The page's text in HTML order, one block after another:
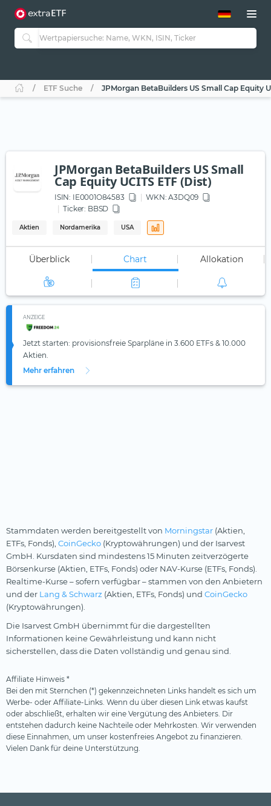
ETF-Guide 2.0
Guide Aktive ETFs
ETF-Sparpläne
ETF Suche JPMorgan BetaBuilders US Small Cap Equity
JPMorgan BetaBuilders US Small
Cap Equity UCITS ETF (Dist)
ISIN: IE0001O84583 WKN: A3DQ09
Ticker: BBSD
Aktien Nordamerika USA
Überblick Chart Allokation
ANZEIGE
Jetzt starten: provisionsfreie Sparpläne in 3.600 ETFs & 10.000
Aktien.
Mehr erfahren
Stammdaten werden bereitgestellt von Morningstar (Aktien,
ETFs, Fonds), CoinGecko (Kryptowährungen) und der Isarvest
GmbH. Kursdaten sind mindestens 15 Minuten zeitverzögerte
Börsenkurse (Aktien, ETFs, Fonds) oder NAV-Kurse (ETFs, Fonds).
Realtime-Kurse – sofern verfügbar – stammen von den Anbietern
und der Lang & Schwarz (Aktien, ETFs, Fonds) und CoinGecko
(Kryptowährungen).
Die Isarvest GmbH übernimmt für die dargestellten
Informationen keine Gewährleistung und kann nicht
sicherstellen, dass die Daten vollständig und genau sind.
Affiliate Hinweis *
Bei den mit Sternchen (*) gekennzeichneten Links handelt es sich um
Werbe- oder Affiliate-Links. Wenn du über diesen Link etwas kaufst
oder abschließt, erhalten wir eine Vergütung des Anbieters. Dir
entstehen dadurch keine Nachteile oder Mehrkosten. Wir verwenden
diese Einnahmen, um unser kostenfreies Angebot zu finanzieren.
Vielen Dank für deine Unterstützung.